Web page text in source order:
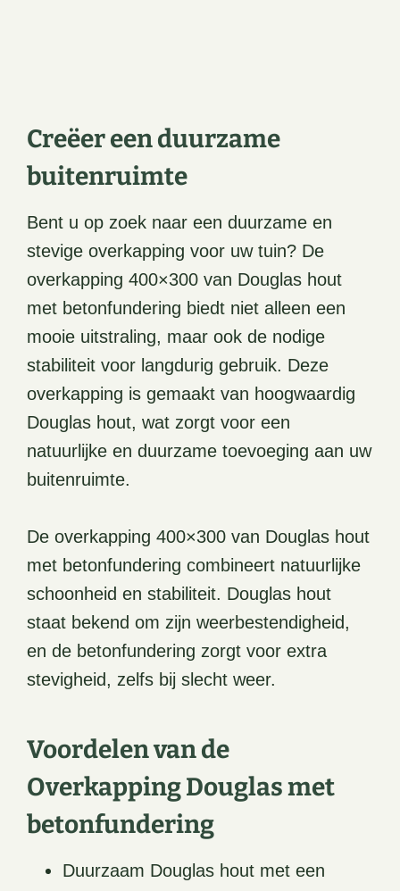
Creëer een duurzame
buitenruimte
Bent u op zoek naar een duurzame en
stevige overkapping voor uw tuin? De
overkapping 400×300 van Douglas hout
met betonfundering biedt niet alleen een
mooie uitstraling, maar ook de nodige
stabiliteit voor langdurig gebruik. Deze
overkapping is gemaakt van hoogwaardig
Douglas hout, wat zorgt voor een
natuurlijke en duurzame toevoeging aan uw
buitenruimte.
De overkapping 400×300 van Douglas hout
met betonfundering combineert natuurlijke
schoonheid en stabiliteit. Douglas hout
staat bekend om zijn weerbestendigheid,
en de betonfundering zorgt voor extra
stevigheid, zelfs bij slecht weer.
Voordelen van de
Overkapping Douglas met
betonfundering
Duurzaam Douglas hout met een